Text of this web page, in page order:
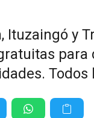
Ituzaingó y
para
Todos